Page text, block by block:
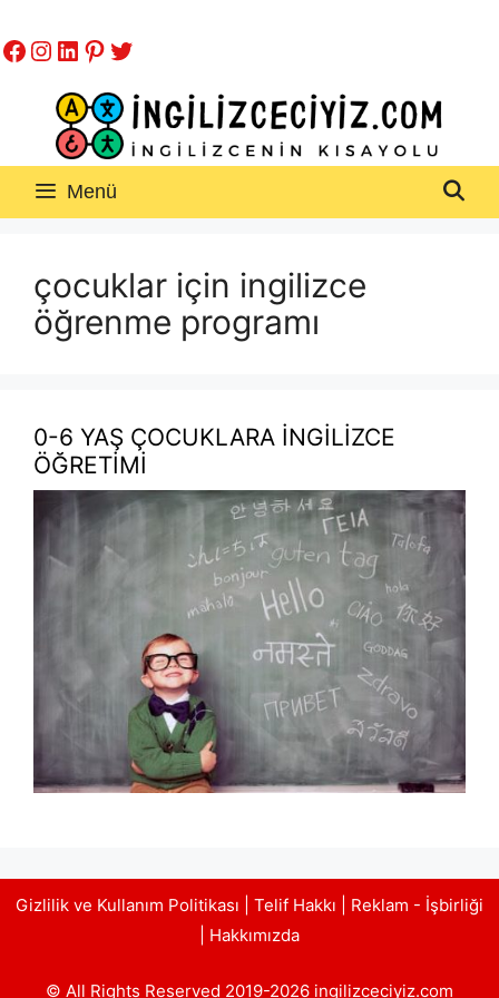
atla
Facebook
Instagram
LinkedIn
Pinterest
Twitter
Menü
çocuklar için ingilizce
öğrenme programı
0-6 YAŞ ÇOCUKLARA İNGİLİZCE
ÖĞRETİMİ
Gizlilik ve Kullanım Politikası Telif Hakkı
Reklam - İşbirliği
Hakkımızda
© All Rights Reserved 2019-2026 ingilizceciyiz.com